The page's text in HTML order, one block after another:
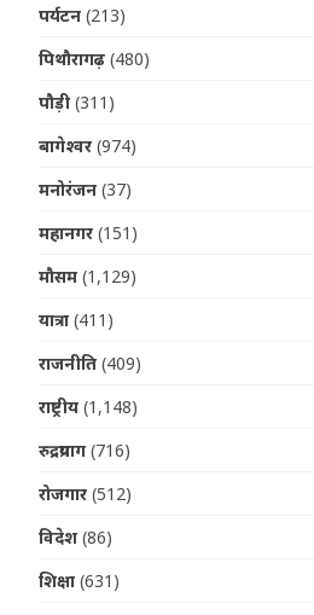
पर्यटन (213)
पिथौरागढ़ (480)
पौड़ी (311)
बागेश्वर (974)
मनोरंजन (37)
महानगर (151)
मौसम (1,129)
यात्रा (411)
राजनीति (409)
राष्ट्रीय (1,148)
रुद्रप्रयाग (716)
रोजगार (512)
विदेश (86)
शिक्षा (631)